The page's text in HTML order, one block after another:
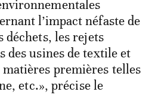
l’impact néfaste de
déchets, les rejets
usines de textile et
matières premières telles
etc.», précise le